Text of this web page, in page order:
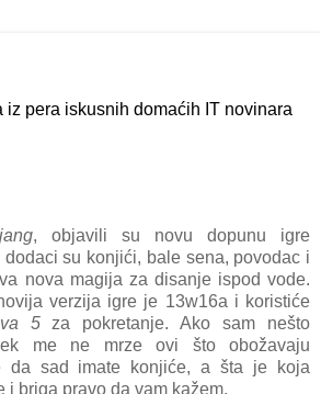
iz pera iskusnih domaćih IT novinara
, objavili su novu dopunu igre
su konjići, bale sena, povodac i
nova magija za disanje ispod vode.
verzija igre je 13w16a i koristiće
5za pokretanje. Ako sam nešto
me ne mrze ovi što obožavaju
da sad imate konjiće, a šta je koja
i briga pravo da vam kažem.